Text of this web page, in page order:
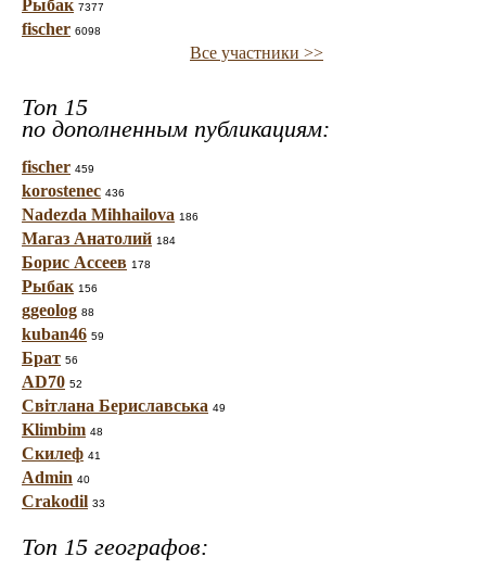
Рыбак 7377
fischer 6098
Все участники >>
Топ 15
по дополненным публикациям:
fischer 459
korostenec 436
Nadezda Mihhailova 186
Магаз Анатолий 184
Борис Ассеев 178
Рыбак 156
ggeolog 88
kuban46 59
Брат 56
AD70 52
Світлана Бериславська 49
Klimbim 48
Скилеф 41
Admin 40
Crakodil 33
Топ 15 географов: